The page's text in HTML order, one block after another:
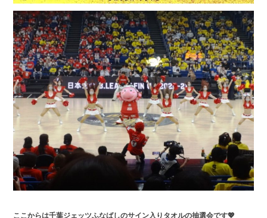
ここからは千葉ジェッツふなばしのサイン入りタオルの抽選会です💖